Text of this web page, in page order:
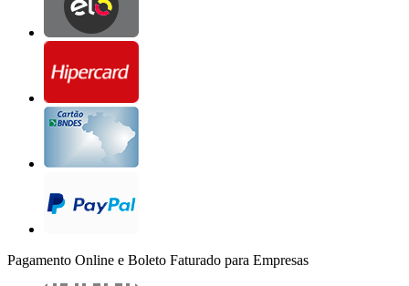
Pagamento Online e Boleto Faturado para Empresas